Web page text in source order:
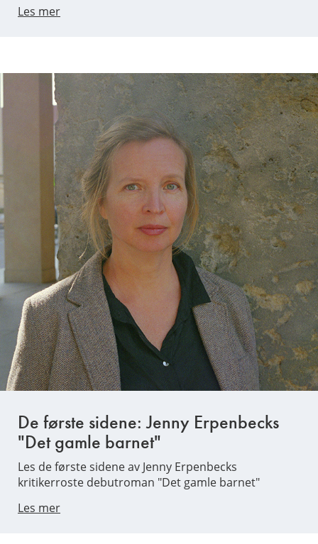
Les mer
De første sidene: Jenny Erpenbecks
"Det gamle barnet"
Les de første sidene av Jenny Erpenbecks
kritikerroste debutroman "Det gamle barnet"
Les mer